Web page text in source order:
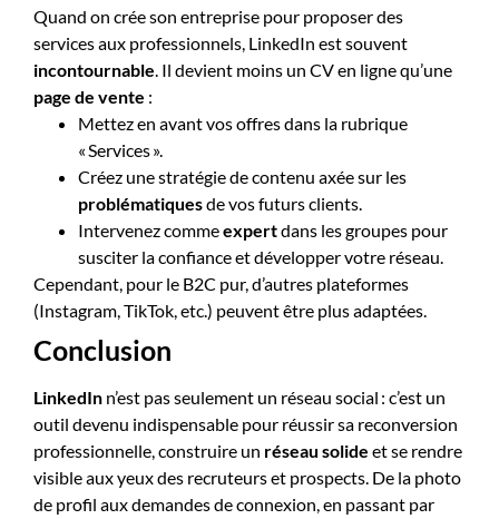
Quand on crée son entreprise pour proposer des
services aux professionnels, LinkedIn est souvent
incontournable. Il devient moins un CV en ligne qu’une
page de vente :
Mettez en avant vos offres dans la rubrique
« Services ».
Créez une stratégie de contenu axée sur les
problématiquesde vos futurs clients.
Intervenez commeexpertdans les groupes pour
susciter la confiance et développer votre réseau.
Cependant, pour le B2C pur, d’autres plateformes
(Instagram, TikTok, etc.) peuvent être plus adaptées.
Conclusion
LinkedIn n’est pas seulement un réseau social : c’est un
outil devenu indispensable pour réussir sa reconversion
professionnelle, construire un réseau solide et se rendre
visible aux yeux des recruteurs et prospects. De la photo
de profil aux demandes de connexion, en passant par